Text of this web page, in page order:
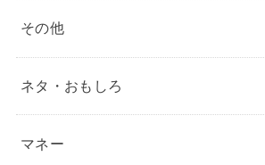
その他
ネタ・おもしろ
マネー